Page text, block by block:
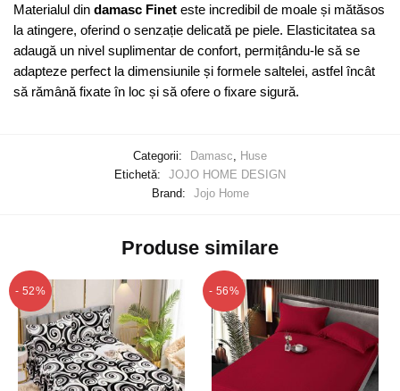
Materialul din damasc Finet este incredibil de moale și mătăsos
la atingere, oferind o senzație delicată pe piele. Elasticitatea sa
adaugă un nivel suplimentar de confort, permițându-le să se
adapteze perfect la dimensiunile și formele saltelei, astfel încât
să rămână fixate în loc și să ofere o fixare sigură.
Categorii: Damasc
Huse
Etichetă:
JOJO HOME DESIGN
Brand:
Jojo Home
Produse similare
- 52% - 56%